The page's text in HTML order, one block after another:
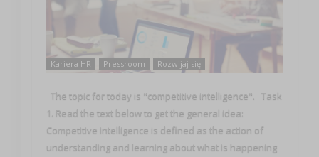
Kariera HR Pressroom Rozwijaj się
The topic for today is "competitive intelligence". Task
1. Read the text below to get the general idea:
Competitive intelligence is defined as the action of
understanding and learning about what is happening